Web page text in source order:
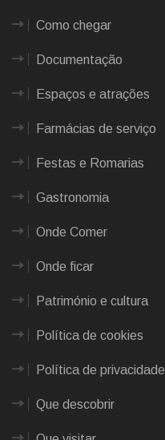
Como chegar
Documentação
Espaços e atrações
Farmácias de serviço
Festas e Romarias
Gastronomia
Onde Comer
Onde ficar
Património e cultura
Política de cookies
Política de privacidade
Que descobrir